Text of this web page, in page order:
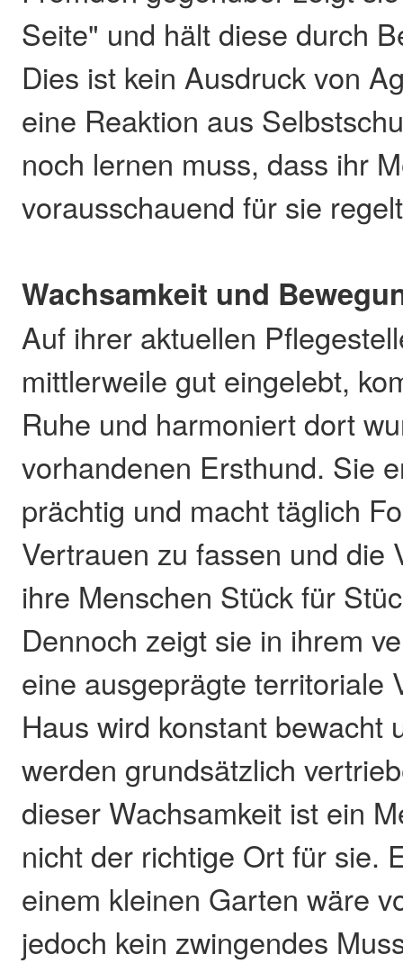
Seite" und hält diese durch
Dies ist kein Ausdruck von
eine Reaktion aus
noch lernen muss, dass ihr
vorausschauend für sie
Wachsamkeit und
Auf ihrer aktuellen
mittlerweile gut eingelebt,
Ruhe und harmoniert dort
vorhandenen Ersthund. Sie
prächtig und macht täglich
Vertrauen zu fassen und die
ihre Menschen Stück für
Dennoch zeigt sie in ihrem
eine ausgeprägte territoriale
Haus wird konstant bewacht
werden grundsätzlich
dieser Wachsamkeit ist ein
nicht der richtige Ort für sie.
einem kleinen Garten wäre
jedoch kein zwingendes